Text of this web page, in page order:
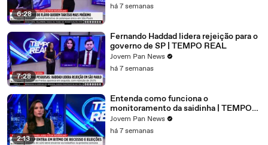
6:28
há 7 semanas
7:28
Fernando Haddad lidera rejeição para o
governo de SP | TEMPO REAL
Jovem Pan News
há 7 semanas
2:13
Entenda como funciona o
monitoramento da saidinha | TEMPO
REAL
Jovem Pan News
há 7 semanas